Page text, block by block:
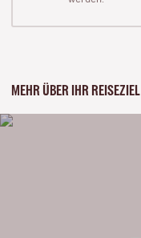
MEHR ÜBER IHR REISEZIEL